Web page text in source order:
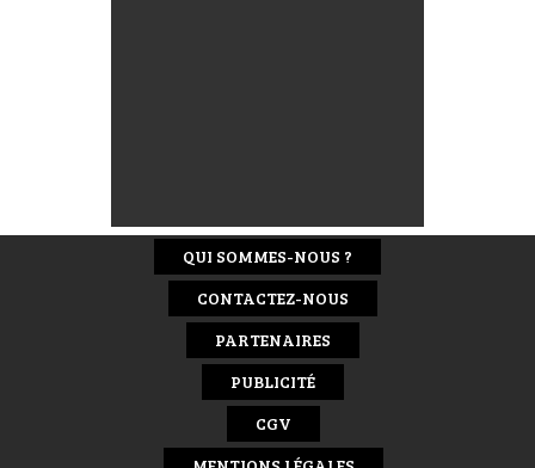
QUI SOMMES-NOUS ?
CONTACTEZ-NOUS
PARTENAIRES
PUBLICITÉ
CGV